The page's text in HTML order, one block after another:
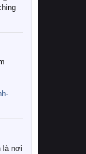
là nơi